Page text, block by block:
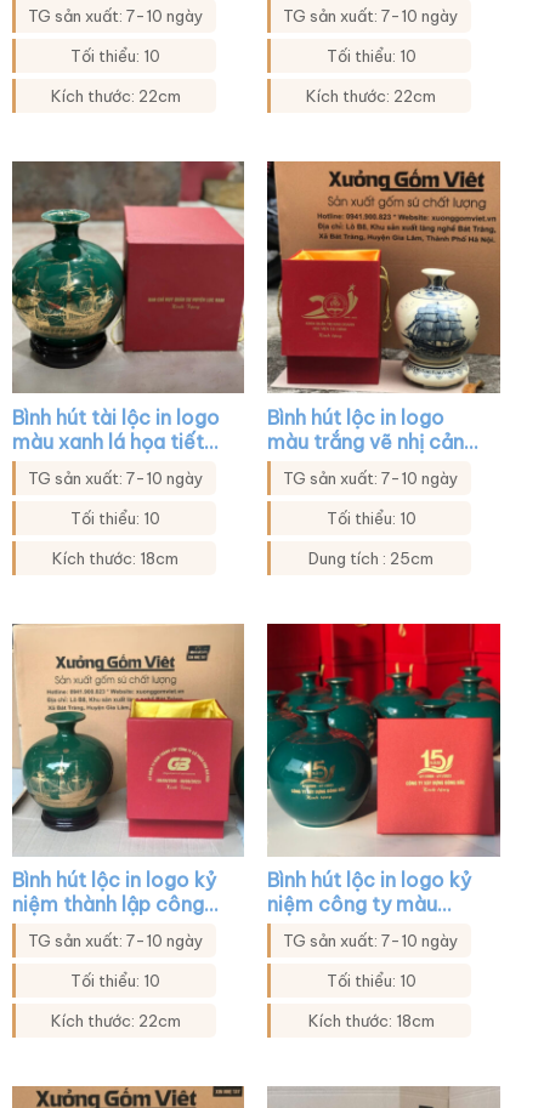
XG-BHL39
TG sản xuất: 7-10 ngày
Tối thiểu: 10
Kích thước: 22cm
BHL03
TG sản xuất: 7-10 ngày
Tối thiểu: 10
Kích thước: 22cm
Bình hút tài lộc in logo
màu xanh lá họa tiết
thuyền buồm in decal
vàng XG-BHL35
TG sản xuất: 7-10 ngày
Tối thiểu: 10
Kích thước: 18cm
Bình hút lộc in logo
màu trắng vẽ nhị cảnh
thuyền buồm bát mã
XG-BHL06
TG sản xuất: 7-10 ngày
Tối thiểu: 10
Dung tích : 25cm
Bình hút lộc in logo kỷ
niệm thành lập công
ty màu xanh lá họa
tiết thuyền buồm XG-
BHL34
TG sản xuất: 7-10 ngày
Tối thiểu: 10
Kích thước: 22cm
Bình hút lộc in logo kỷ
niệm công ty màu
xanh lá họa tiết mã
đáo thành công XG-
TG sản xuất: 7-10 ngày
Tối thiểu: 10
Kích thước: 18cm